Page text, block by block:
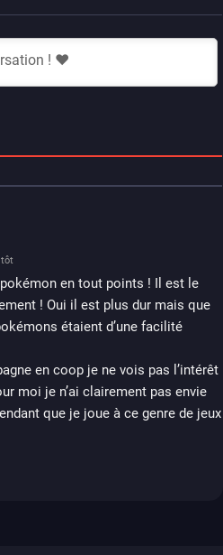
tôt
en tout points ! Il est le
! Oui il est plus dur mais que
étaient d’une facilité
en coop je ne vois pas l’intérêt
moi je n’ai clairement pas envie
que je joue à ce genre de jeux